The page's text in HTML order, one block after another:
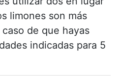
limones son más
de que hayas
indicadas para 5